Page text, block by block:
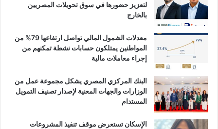
لتعزيز حضورها في سوق تحويلات المصريين
بالخارج
معدلات الشمول المالي تواصل ارتفاعها 79% من
المواطنين يمتلكون حسابات نشطة تمكنهم من
إجراء معاملات مالية
البنك المركزي المصري يشكل مجموعة عمل من
الوزارات والجهات المعنية لإصدار تصنيف التمويل
المستدام
الإسكان تستعرض موقف تنفيذ المشروعات